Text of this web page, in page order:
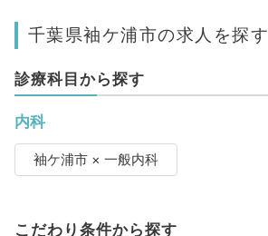
千葉県袖ケ浦市の求人を探す
診療科目から探す
内科
袖ケ浦市 × 一般内科
こだわり条件から探す